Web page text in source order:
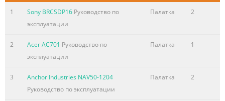
1 Sony BRCSDP16 Руководство по
эксплуатации
Палатка 2
2 Acer AC701 Руководство по
эксплуатации
Палатка 1
3
Anchor Industries NAV50-1204
Руководство по эксплуатации
Палатка 2